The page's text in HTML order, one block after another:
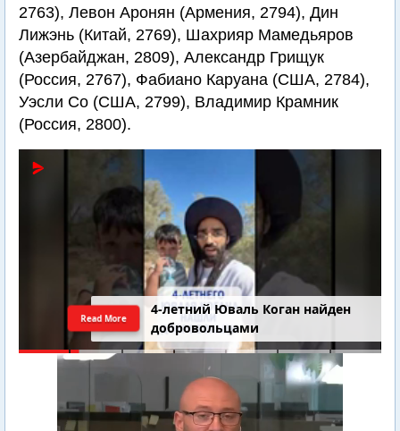
2763), Левон Аронян (Армения, 2794), Дин
Лижэнь (Китай, 2769), Шахрияр Мамедьяров
(Азербайджан, 2809), Александр Грищук
(Россия, 2767), Фабиано Каруана (США, 2784),
Уэсли Со (США, 2799), Владимир Крамник
(Россия, 2800).
4-летний Юваль Коган найден
добровольцами
Read More